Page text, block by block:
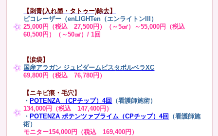
【刺青(入れ墨・タトゥー)除去】
ピコレーザー（enLIGHTen（エンライトンIII）
25,000円（税込 27,500円）（～5㎠）～55,000円（税込
60,500円）（～50㎠）/ 1回
【涙袋】
国産アラガン ジュビダームビスタボルベラXC
69,800円（税込 76,780円）
【ニキビ痕・毛穴】
・POTENZA （CPチップ）4回 （看護師施術）
134,000円（税込 147,400円）
・POTENZA ポテンツァプライム（CPチップ）4回 （看護師施
術）
モニター154,000円（税込 169,400円）